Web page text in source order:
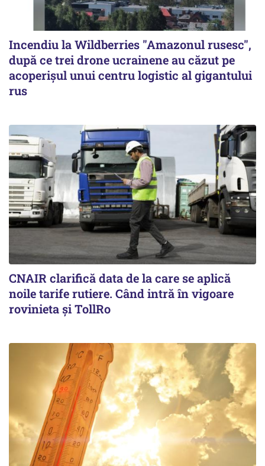
Incendiu la Wildberries "Amazonul rusesc",
după ce trei drone ucrainene au căzut pe
acoperişul unui centru logistic al gigantului
rus
CNAIR clarifică data de la care se aplică
noile tarife rutiere. Când intră în vigoare
rovinieta și TollRo